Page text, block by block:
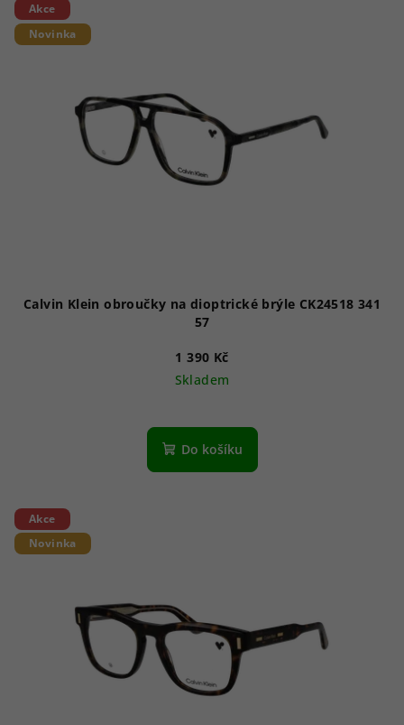
Akce
Novinka
Calvin Klein obroučky na dioptrické brýle CK24518 341
57
1 390 Kč
Skladem
Do košíku
Akce
Novinka